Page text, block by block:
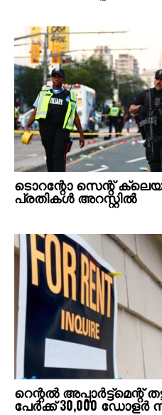
ടൊറന്റോ സെന്റ്
പ്രതികള്‍ അറസ്റ്റില്‍
റെന്റല്‍ അപ്പാര്‍ട്ട്‌മെന്റ്
പേര്‍ക്ക് 30,000 ഡോളര്‍